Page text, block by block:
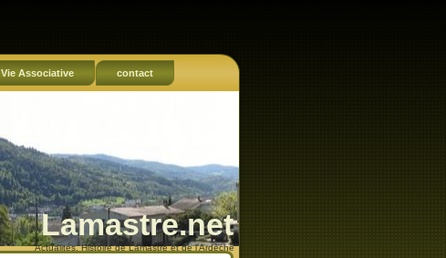
Vie Associative contact
Lamastre.net
Actualités, Histoire de Lamastre et de l'Ardèche